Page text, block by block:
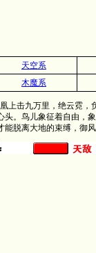
天空系
木魔系
击九万里，绝云霓，负
头。鸟儿象征着自由，
能脱离大地的束缚，御